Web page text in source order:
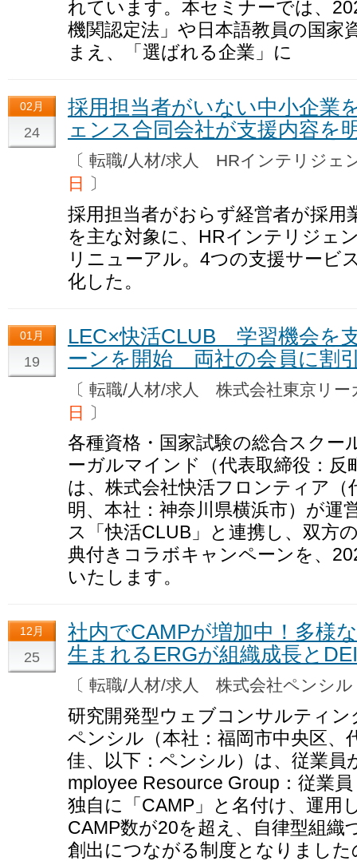
れています。本セミナーでは、
機関認定法」や日本語教員の国家
まえ、「選ばれる企業」に
02月
24
採用担当者がいない中小企業
ェンス合同会社が支援内容を
〔 転職/人材/求人 HRインテリジ
日
〕
採用担当者がおらず経営者が採用
を主な対象に、HRインテリジェ
リニューアル。4つの支援サービ
化した。
01月
19
LEC×快活CLUB 学習機会を
ーンを開始 両社の会員に割
〔 転職/人材/求人 株式会社東京リ
日
〕
各種資格・国家試験の総合スクー
ーガルマインド（代表取締役：反
は、株式会社快活フロンティア（
明、本社：神奈川県横浜市）が運
ス「快活CLUB」と連携し、双方
典付きコラボキャンペーンを、
いたします。
12月
25
社内でCAMPが増加中！多様
生まれるERGが組織成長と
〔 転職/人材/求人 株式会社ペンシ
研究開発型ウェブコンサルティ
ペンシル（本社：福岡市中央区、
佳、以下：ペンシル）は、従業員
mployee Resource Group：従業
独自に「CAMP」と名付け、運用
CAMP数が20を超え、自律型組織
創出につながる制度となりまし